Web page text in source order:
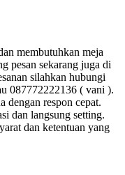
membutuhkan meja
pesan sekarang juga di
silahkan hubungi
087772222136 ( vani ).
dengan respon cepat.
dan langsung setting.
dan ketentuan yang